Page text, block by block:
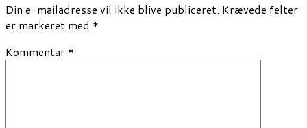
Din e-mailadresse vil ikke blive publiceret. Krævede felter
er markeret med *
Kommentar *